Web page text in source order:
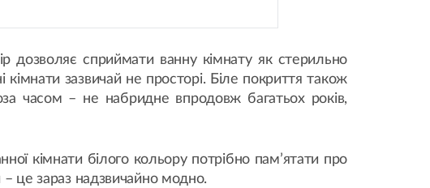
дозволяє сприймати ванну кімнату як стерильно
зазвичай не просторі. Біле покриття також
часом – не набридне впродовж багатьох років,
кімнати білого кольору потрібно пам’ятати про
– це зараз надзвичайно модно.